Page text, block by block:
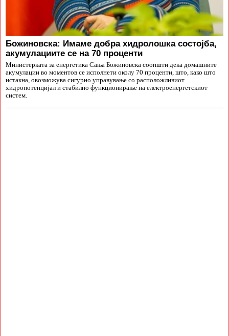
Божиновска: Имаме добра хидролошка состојба,
акумулациите се на 70 проценти
Министерката за енергетика Сања Божиновска соопшти дека домашните
акумулации во моментов се исполнети околу 70 проценти, што, како што
истакна, овозможува сигурно управување со расположливиот
хидропотенцијал и стабилно функционирање на електроенергетскиот
систем.